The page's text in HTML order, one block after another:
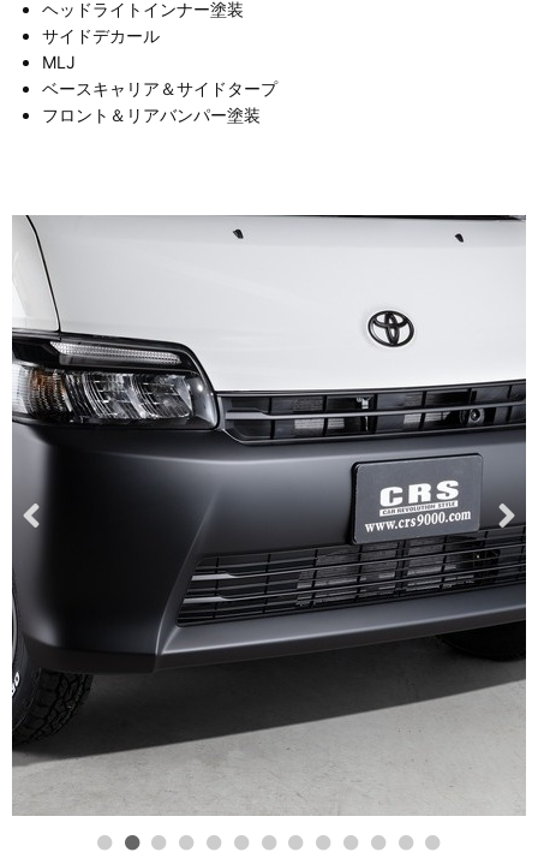
ヘッドライトインナー塗装
サイドデカール
MLJ
ベースキャリア＆サイドタープ
フロント＆リアバンパー塗装